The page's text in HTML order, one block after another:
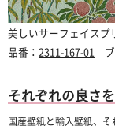
美しいサーフェイスプ
品番： 2311-167-01 ブ
それぞれの良さ
国産壁紙と輸入壁紙、そ